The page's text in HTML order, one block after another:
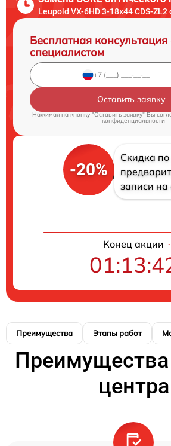
Leupold VX-6HD 3-18x44 CDS-ZL2
Бесплатная консультация
специалистом
Оставить заявку
Нажимая на кнопку "Оставить заявку" Вы
конфиденциальности
-20%
Скидка по
записи на
Конец акции
Преимущества Этапы работ
Преимущества
центра